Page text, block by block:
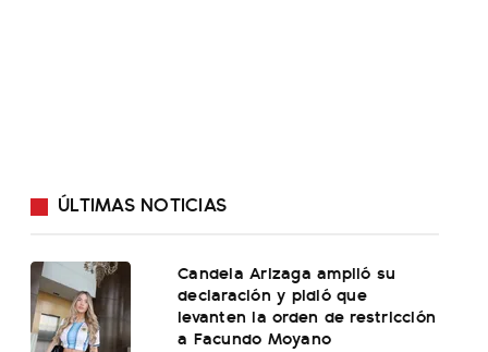
ÚLTIMAS NOTICIAS
Candela Arizaga amplió su
declaración y pidió que
levanten la orden de restricción
a Facundo Moyano